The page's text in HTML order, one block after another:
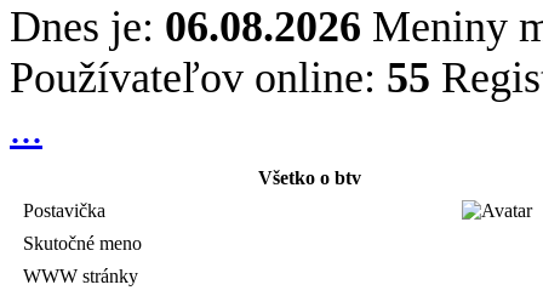
Dnes je: 06.08.2026 Meniny
Používateľov online: 55
...
Všetko o btv
Postavička
Skutočné meno
WWW stránky